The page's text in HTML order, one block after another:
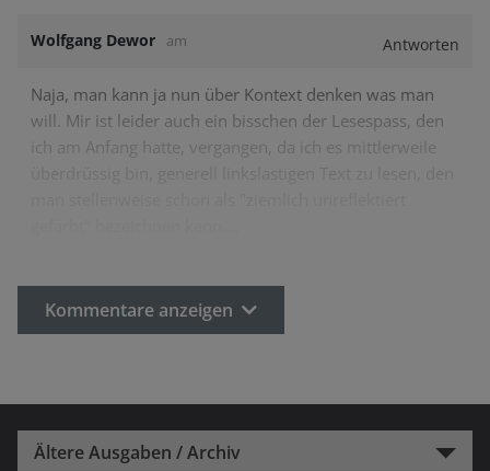
Wolfgang Dewor am Antworten
Naja, man kann ja nun über Kontext denken was man
will. Mir ist leider auch ein bisschen der Lesespass, den
ich am Anfang hatte, vergangen, da ich es mittlerweile
Kommentare anzeigen
Ältere Ausgaben / Archiv